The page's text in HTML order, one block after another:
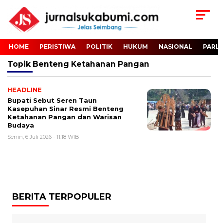
HOME PERISTIWA POLITIK HUKUM NASIONAL
Topik Benteng Ketahanan Pangan
HEADLINE
Bupati Sebut Seren Taun
Kasepuhan Sinar Resmi Benteng
Ketahanan Pangan dan Warisan
Budaya
Senin, 6 Juli 2026 - 11:18 WIB
BERITA TERPOPULER